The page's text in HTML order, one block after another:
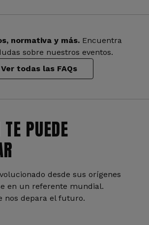
normativa y más. Encuentra
sobre nuestros eventos.
Ver todas las FAQs
PUEDE
desde sus orígenes
en un referente mundial.
nos depara el futuro.